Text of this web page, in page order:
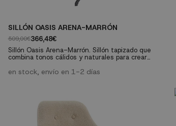
SILLÓN OASIS ARENA-MARRÓN
509,00€366,48€
Sillón Oasis Arena-Marrón. Sillón tapizado que
combina tonos cálidos y naturales para crear
perfecta para aportar confort y personalidad al
tapizado color...
en stock, envío en 1-2 días